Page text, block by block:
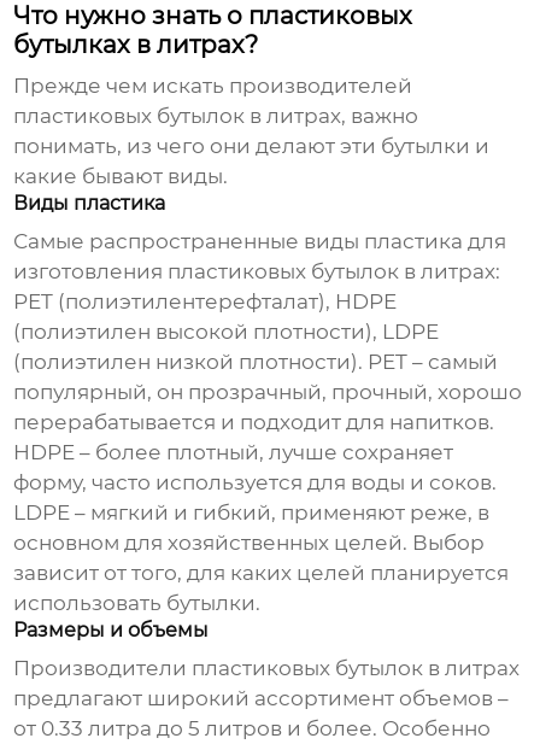
Что нужно знать о пластиковых
бутылках в литрах?
Прежде чем искать производителей
пластиковых бутылок в литрах, важно
понимать, из чего они делают эти бутылки и
какие бывают виды.
Виды пластика
Самые распространенные виды пластика для
изготовления пластиковых бутылок в литрах:
PET (полиэтилентерефталат), HDPE
(полиэтилен высокой плотности), LDPE
(полиэтилен низкой плотности). PET – самый
популярный, он прозрачный, прочный, хорошо
перерабатывается и подходит для напитков.
HDPE – более плотный, лучше сохраняет
форму, часто используется для воды и соков.
LDPE – мягкий и гибкий, применяют реже, в
основном для хозяйственных целей. Выбор
зависит от того, для каких целей планируется
использовать бутылки.
Размеры и объемы
Производители пластиковых бутылок в литрах
предлагают широкий ассортимент объемов –
от 0.33 литра до 5 литров и более. Особенно